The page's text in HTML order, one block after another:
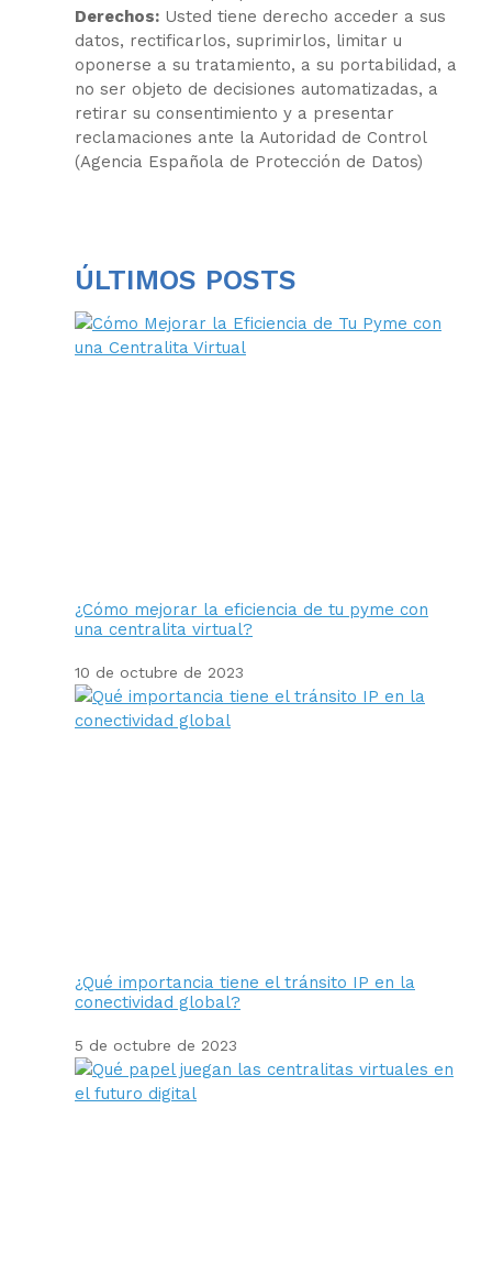
Derechos: Usted tiene derecho acceder a sus
datos, rectificarlos, suprimirlos, limitar u
oponerse a su tratamiento, a su portabilidad, a
no ser objeto de decisiones automatizadas, a
retirar su consentimiento y a presentar
reclamaciones ante la Autoridad de Control
(Agencia Española de Protección de Datos)
ÚLTIMOS POSTS
¿Cómo mejorar la eficiencia de tu pyme con
una centralita virtual?
10 de octubre de 2023
¿Qué importancia tiene el tránsito IP en la
conectividad global?
5 de octubre de 2023